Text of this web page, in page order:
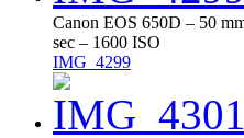
Canon EOS 650D – 50
sec – 1600 ISO
IMG_4299